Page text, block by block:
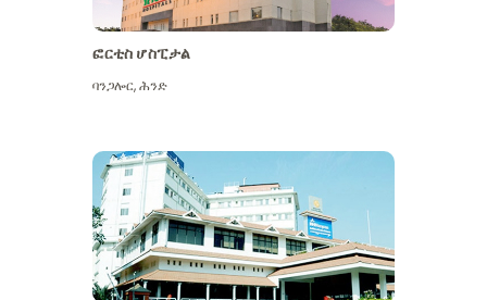
ፎርቲስ ሆስፒታል
ባንጋሎር,ሕንድ